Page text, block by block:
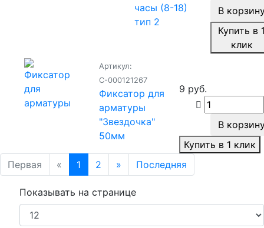
часы (8-18)
тип 2
В
Купить в
клик
Артикул:
С-000121267
Фиксатор для
арматуры
"Звездочка"
50мм
9 руб.
В
Купить в 1 клик
Первая
« 1 2 » Последняя
Показывать на странице